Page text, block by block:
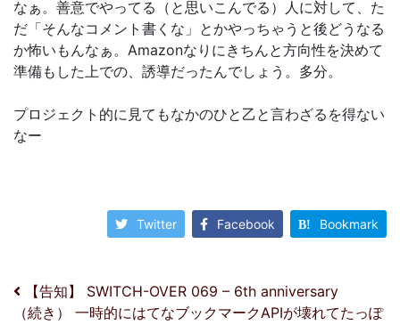
なぁ。善意でやってる（と思いこんでる）人に対して、た
だ「そんなコメント書くな」とかやっちゃうと後どうなる
か怖いもんなぁ。Amazonなりにきちんと方向性を決めて
準備もした上での、誘導だったんでしょう。多分。
プロジェクト的に見てもなかのひと乙と言わざるを得ない
なー
Twitter Facebook Bookmark
投稿ナビゲーション
【告知】 SWITCH-OVER 069 – 6th anniversary
（続き） 一時的にはてなブックマークAPIが壊れてたっぽ